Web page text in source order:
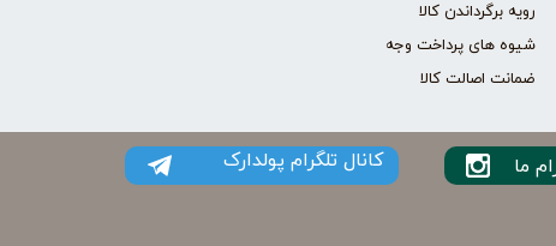
رویه برگرداندن کالا
شیوه های پرداخت وجه
ضمانت اصالت کالا
کانال تلگرام پولدارک ما